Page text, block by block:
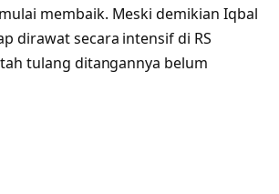
membaik. Meski demikian Iqbal
dirawat secara intensif di RS
tulang ditangannya belum